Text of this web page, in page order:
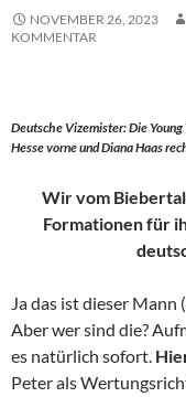
NOVEMBER 26, 2023
KOMMENTAR
Deutsche Vizemister: Die
Hesse vorne und Diana Haas
Wir vom
Formationen für
Ja das ist dieser Mann
Aber wer sind die?
es natürlich sofort.
Peter als